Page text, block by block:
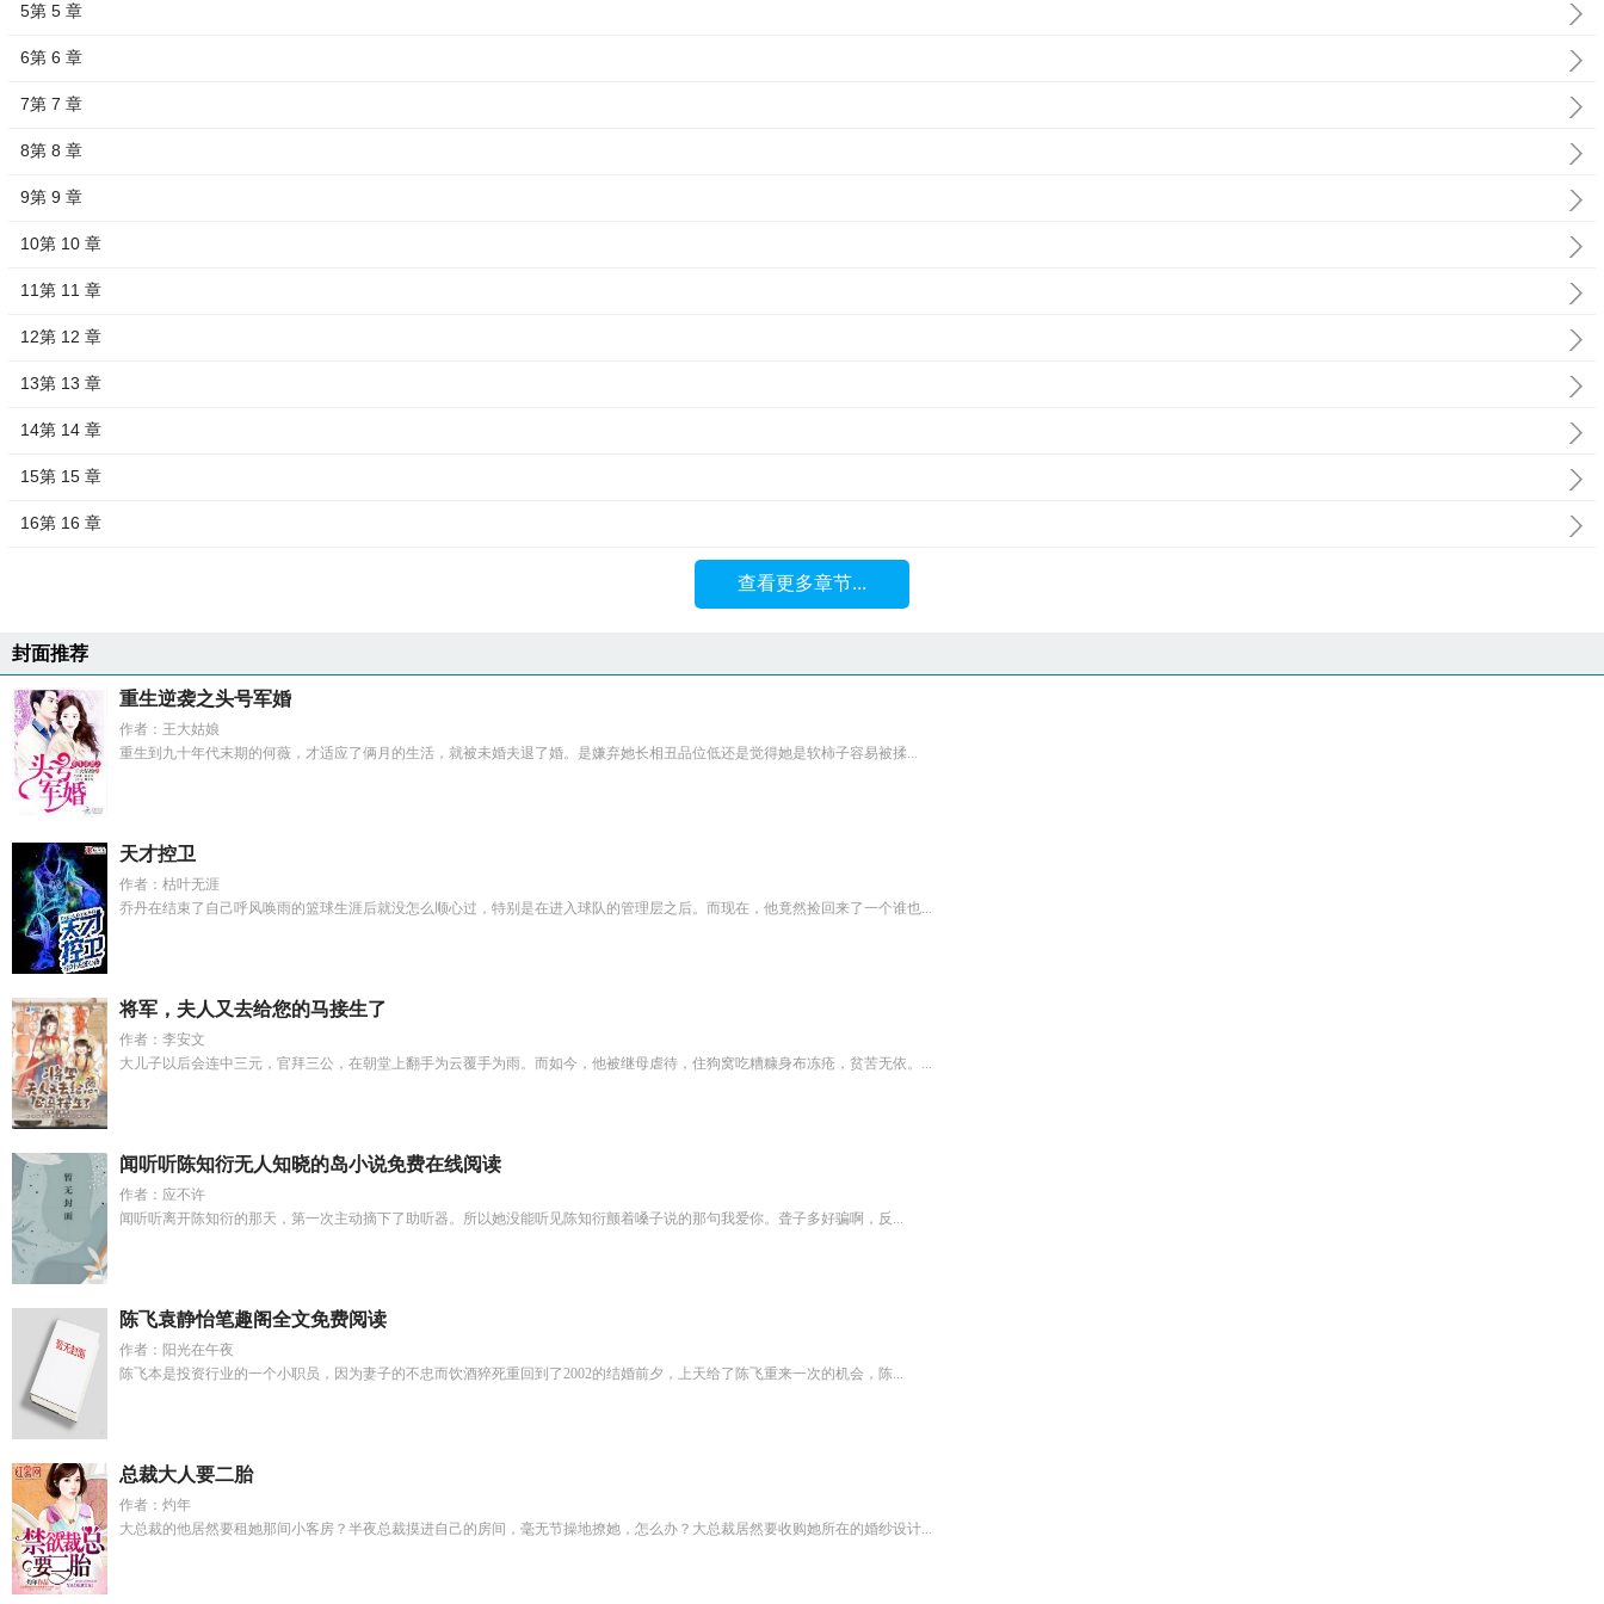
5第 5 章
6第 6 章
7第 7 章
8第 8 章
9第 9 章
10第 10 章
11第 11 章
12第 12 章
13第 13 章
14第 14 章
15第 15 章
16第 16 章
查看更多章节...
封面推荐
重生逆袭之头号军婚
作者：王大姑娘
重生到九十年代末期的何薇，才适应了俩月的生活，就被未婚夫退了婚。是嫌弃她长相丑品位低还是觉得她是软柿子容易被揉...
天才控卫
作者：枯叶无涯
乔丹在结束了自己呼风唤雨的篮球生涯后就没怎么顺心过，特别是在进入球队的管理层之后。而现在，他竟然捡回来了一个谁也...
将军，夫人又去给您的马接生了
作者：李安文
大儿子以后会连中三元，官拜三公，在朝堂上翻手为云覆手为雨。而如今，他被继母虐待，住狗窝吃糟糠身布冻疮，贫苦无依。...
闻听听陈知衍无人知晓的岛小说免费在线阅读
作者：应不许
闻听听离开陈知衍的那天，第一次主动摘下了助听器。所以她没能听见陈知衍颤着嗓子说的那句我爱你。聋子多好骗啊，反...
陈飞袁静怡笔趣阁全文免费阅读
作者：阳光在午夜
陈飞本是投资行业的一个小职员，因为妻子的不忠而饮酒猝死重回到了2002的结婚前夕，上天给了陈飞重来一次的机会，陈...
总裁大人要二胎
作者：灼年
大总裁的他居然要租她那间小客房？半夜总裁摸进自己的房间，毫无节操地撩她，怎么办？大总裁居然要收购她所在的婚纱设计...